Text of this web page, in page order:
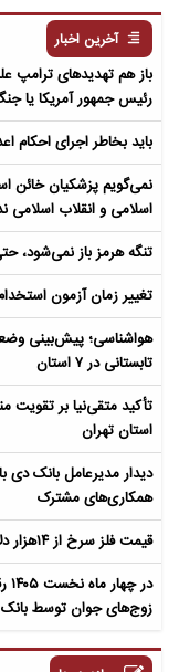
آخرین اخبار
باز هم تهدیدهای ترامپ
رئیس جمهور آمریکا یا
باید بخاطر اجرای احکام
نمی‌گویم پزشکیان خائن
اسلامی و انقلاب اسلامی
تنگه هرمز باز نمی‌شود،
تغییر زمان آزمون استخدام
تابستانی در ۷ استان
تأکید متقی‌نیا بر تقویت
استان تهران
دیدار مدیرعامل بانک دی
همکاری‌های مشترک
قیمت فلز سرخ از ۱۴هزار دلار در هر تن عبور کرد
زوج‌های جوان توسط بانک